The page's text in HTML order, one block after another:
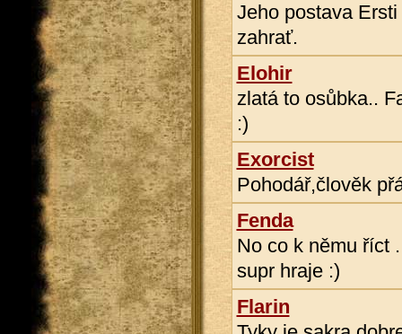
Jeho postava
zahrať.
Elohir
zlatá to osůbka..
:)
Exorcist
Pohodář,člověk
Fenda
No co k němu říct
supr hraje :)
Flarin